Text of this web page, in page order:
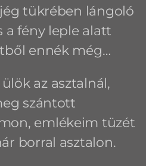
tükrében lángoló
a fény leple alatt
ennék még…
az asztalnál,
szántott
emlékeim tüzét
borral asztalon.